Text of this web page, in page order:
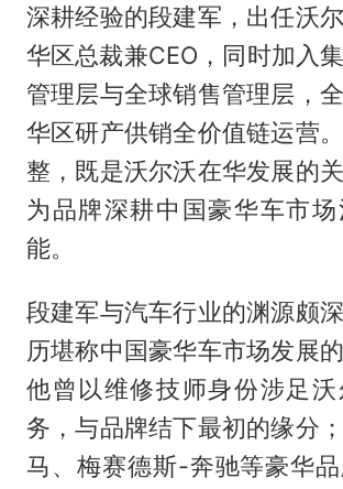
深耕经验的段建军，出任沃
华区总裁兼CEO，同时加入
管理层与全球销售管理层，
华区研产供销全价值链运营
整，既是沃尔沃在华发展的
为品牌深耕中国豪华车市
能。
段建军与汽车行业的渊源颇
历堪称中国豪华车市场发展
他曾以维修技师身份涉足
务，与品牌结下最初的缘分
马、梅赛德斯-奔驰等豪华